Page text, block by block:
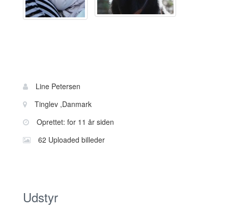
Bruger
information
Navn:
Line Petersen
Sted:
Tinglev ,Danmark
Oprettet: for 11 år siden
62 Uploaded billeder
Udstyr